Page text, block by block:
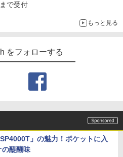
で受付
もっと見る
をフォローする
」の魅力！ポケットに入
の醍醐味